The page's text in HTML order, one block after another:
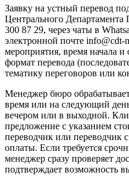
Заявку на устный перевод
Центрального Департамента
300 87 29, через чаты в
электронной почте info@cdt-
мероприятия, время начала
формат перевода
тематику переговоров или
Менеджер бюро обрабатывает
время или на следующий
вечером или в выходной.
предложение с указанием
переводчик или переводчик
оплаты. Если требуется
менеджер сразу проверяет
подтверждает возможность